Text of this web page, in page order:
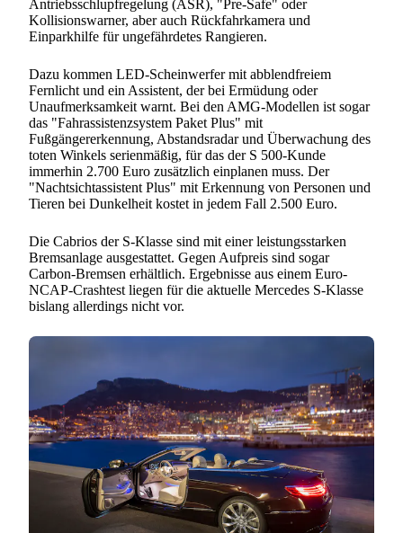
Antriebsschlupfregelung (ASR), "Pre-Safe" oder
Kollisionswarner, aber auch Rückfahrkamera und
Einparkhilfe für ungefährdetes Rangieren.
Dazu kommen LED-Scheinwerfer mit abblendfreiem
Fernlicht und ein Assistent, der bei Ermüdung oder
Unaufmerksamkeit warnt. Bei den AMG-Modellen ist sogar
das "Fahrassistenzsystem Paket Plus" mit
Fußgängererkennung, Abstandsradar und Überwachung des
toten Winkels serienmäßig, für das der S 500-Kunde
immerhin 2.700 Euro zusätzlich einplanen muss. Der
"Nachtsichtassistent Plus" mit Erkennung von Personen und
Tieren bei Dunkelheit kostet in jedem Fall 2.500 Euro.
Die Cabrios der S-Klasse sind mit einer leistungsstarken
Bremsanlage ausgestattet. Gegen Aufpreis sind sogar
Carbon-Bremsen erhältlich. Ergebnisse aus einem Euro-
NCAP-Crashtest liegen für die aktuelle Mercedes S-Klasse
bislang allerdings nicht vor.